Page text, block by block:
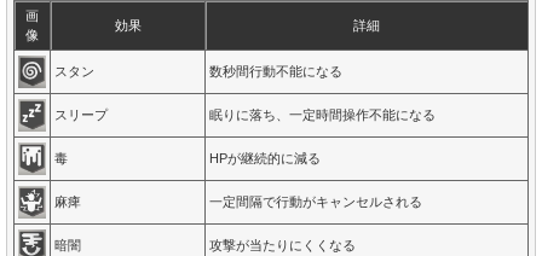
画
像
効果 詳細
スタン 数秒間行動不能になる
スリープ 眠りに落ち、一定時間操作不能になる
毒 HPが継続的に減る
麻痺 一定間隔で行動がキャンセルされる
暗闇 攻撃が当たりにくくなる